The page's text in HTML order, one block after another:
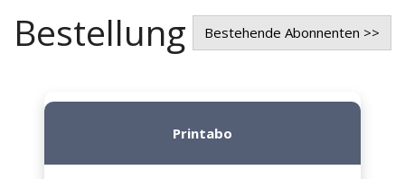
Bestellung Bestehende Abonnenten >>
Printabo